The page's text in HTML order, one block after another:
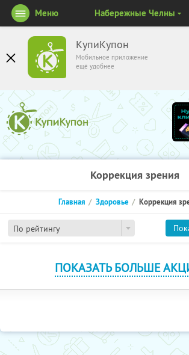
КупиКупон
Мобильное приложение
ещё удобнее
Меню Набережные Челны
Коррекция зрения
По рейтингу
Главная Здоровье Коррекция
ПОКАЗАТЬ БОЛЬШЕ